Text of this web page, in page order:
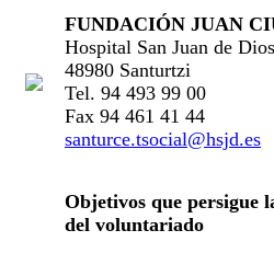
FUNDACIÓN JUAN
Hospital San Juan de
48980 Santurtzi
Tel. 94 493 99 00
Fax 94 461 41 44
santurce.tsocial@hsjd.es
Objetivos que persigue
del voluntariado